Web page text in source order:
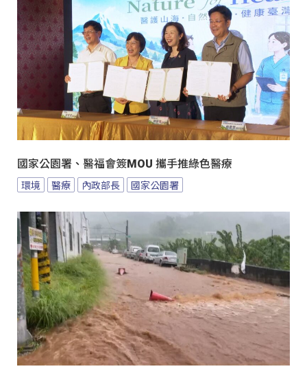
國家公園署、醫福會簽MOU 攜手推綠色醫療
環境 醫療 內政部長 國家公園署